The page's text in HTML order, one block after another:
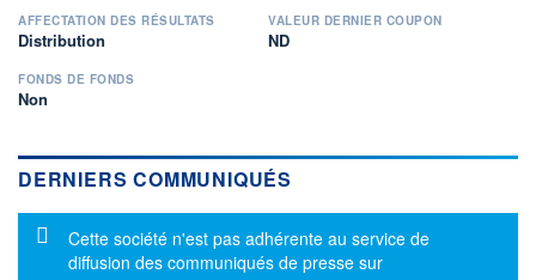
AFFECTATION DES RÉSULTATS
Distribution
VALEUR DERNIER COUPON
ND
FONDS DE FONDS
Non
DERNIERS COMMUNIQUÉS
Message d'information
Cette société n'est pas adhérente au service de
diffusion des communiqués de presse sur